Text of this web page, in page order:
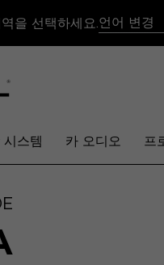
을 선택하세요. 언어 변경
시스템 카 오디오 프